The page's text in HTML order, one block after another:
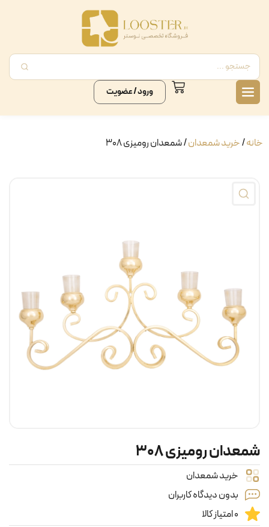
ورود / عضویت
خانه/خرید شمعدان/ شمعدان رومیزی ۳۰۸
شمعدان رومیزی ۳۰۸
خرید شمعدان
بدون دیدگاه کاربران
0 امتیاز کالا